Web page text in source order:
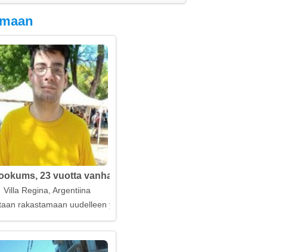
23 vuotta vanha
Villa Regina, Argentiina
rakastamaan uudelleen yhdessä